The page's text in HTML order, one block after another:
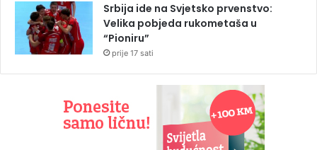
Srbija ide na Svjetsko prvenstvo:
Velika pobjeda rukometaša u
“Pioniru”
prije 17 sati